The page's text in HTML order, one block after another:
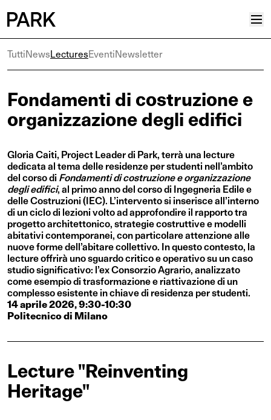
Progetti
Plus
Hub
Reinventing Heritage
Collettivo
News
Editoriali
Career
Contatti
Italiano
Inglese
TuttiNewsLecturesEventiNewsletter
Fondamenti di costruzione e
organizzazione degli edifici
Gloria Caiti, Project Leader di Park, terrà una lecture
dedicata al tema delle residenze per studenti nell’ambito
del corso di Fondamenti di costruzione e organizzazione
degli edifici, al primo anno del corso di Ingegneria Edile e
delle Costruzioni (IEC). L’intervento si inserisce all’interno
di un ciclo di lezioni volto ad approfondire il rapporto tra
progetto architettonico, strategie costruttive e modelli
abitativi contemporanei, con particolare attenzione alle
nuove forme dell’abitare collettivo. In questo contesto, la
lecture offrirà uno sguardo critico e operativo su un caso
studio significativo: l’ex Consorzio Agrario, analizzato
come esempio di trasformazione e riattivazione di un
complesso esistente in chiave di residenza per studenti.
14 aprile 2026, 9:30-10:30
Politecnico di Milano
Lecture "Reinventing
Heritage"